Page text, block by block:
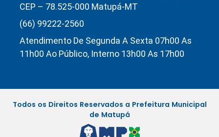
CEP – 78.525-000 Matupá-MT
(66) 99222-2560
Atendimento De Segunda A Sexta 07h00 As
11h00 Ao Público, Interno 13h00 As 17h00
Todos os Direitos Reservados a Prefeitura Municipal
de Matupá